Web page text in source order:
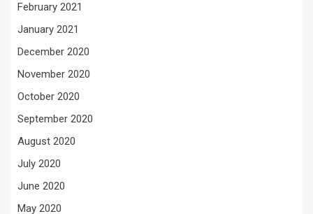
February 2021
January 2021
December 2020
November 2020
October 2020
September 2020
August 2020
July 2020
June 2020
May 2020